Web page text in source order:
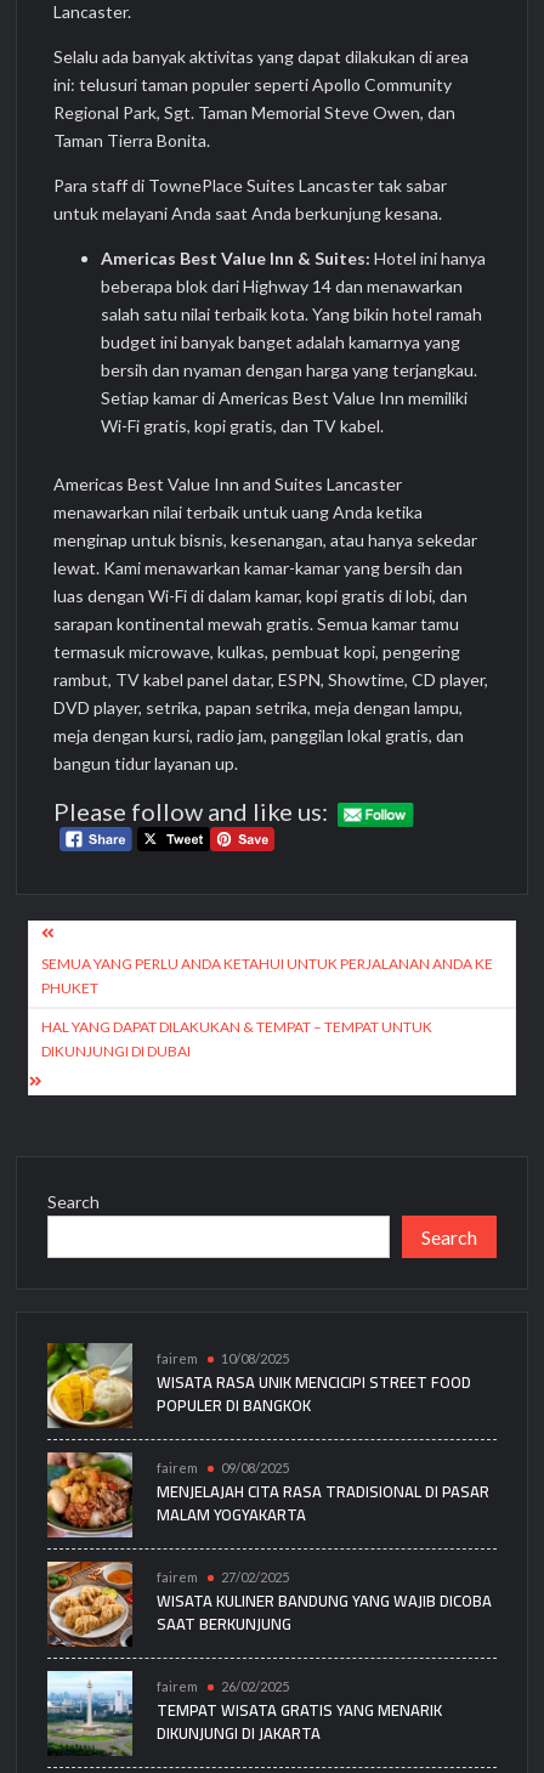
Lancaster.
Selalu ada banyak aktivitas yang dapat dilakukan di area
ini: telusuri taman populer seperti Apollo Community
Regional Park, Sgt. Taman Memorial Steve Owen, dan
Taman Tierra Bonita.
Para staff di TownePlace Suites Lancaster tak sabar
untuk melayani Anda saat Anda berkunjung kesana.
Americas Best Value Inn & Suites: Hotel ini hanya
beberapa blok dari Highway 14 dan menawarkan
salah satu nilai terbaik kota. Yang bikin hotel ramah
budget ini banyak banget adalah kamarnya yang
bersih dan nyaman dengan harga yang terjangkau.
Setiap kamar di Americas Best Value Inn memiliki
Wi-Fi gratis, kopi gratis, dan TV kabel.
Americas Best Value Inn and Suites Lancaster
menawarkan nilai terbaik untuk uang Anda ketika
menginap untuk bisnis, kesenangan, atau hanya sekedar
lewat. Kami menawarkan kamar-kamar yang bersih dan
luas dengan Wi-Fi di dalam kamar, kopi gratis di lobi, dan
sarapan kontinental mewah gratis. Semua kamar tamu
termasuk microwave, kulkas, pembuat kopi, pengering
rambut, TV kabel panel datar, ESPN, Showtime, CD player,
DVD player, setrika, papan setrika, meja dengan lampu,
meja dengan kursi, radio jam, panggilan lokal gratis, dan
bangun tidur layanan up.
Please follow and like us:
Post
navigation
SEMUA YANG PERLU ANDA KETAHUI UNTUK PERJALANAN ANDA KE
PHUKET
HAL YANG DAPAT DILAKUKAN & TEMPAT – TEMPAT UNTUK
DIKUNJUNGI DI DUBAI
Search
Search
fairem 10/08/2025
WISATA RASA UNIK MENCICIPI STREET FOOD
POPULER DI BANGKOK
fairem 09/08/2025
MENJELAJAH CITA RASA TRADISIONAL DI PASAR
MALAM YOGYAKARTA
fairem 27/02/2025
WISATA KULINER BANDUNG YANG WAJIB DICOBA
SAAT BERKUNJUNG
fairem 26/02/2025
TEMPAT WISATA GRATIS YANG MENARIK
DIKUNJUNGI DI JAKARTA